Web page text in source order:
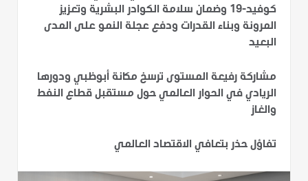
كوفيد-19 وضمان سلامة الكوادر البشرية وتعزيز
المرونة وبناء القدرات ودفع عجلة النمو على المدى
البعيد
مشاركة رفيعة المستوى ترسخ مكانة أبوظبي ودورها
الريادي في الحوار العالمي حول مستقبل قطاع النفط
والغاز
تفاؤل حذر بتعافي الاقتصاد العالمي